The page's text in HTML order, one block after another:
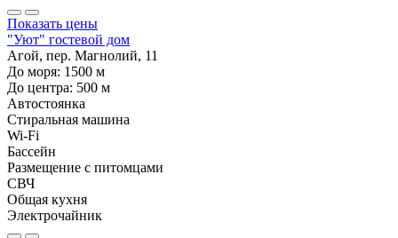
Показать цены
"Уют" гостевой дом
Агой, пер. Магнолий, 11
До моря: 1500 м
До центра: 500 м
Автостоянка
Стиральная машина
Wi-Fi
Бассейн
Размещение с питомцами
СВЧ
Общая кухня
Электрочайник